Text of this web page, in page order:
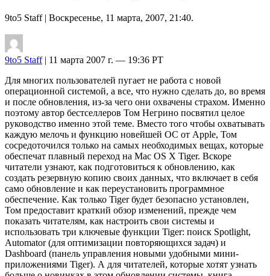
9to5 Staff| Воскресенье, 11 марта, 2007, 21:40.
9to5 Staff| 11 марта 2007 г. — 19:36 PT
Для многих пользователей пугает не работа с новой
операционной системой, а все, что нужно сделать до, во время
и после обновления, из-за чего они охвачены страхом. Именно
поэтому автор бестселлеров Том Негрино посвятил целое
руководство именно этой теме. Вместо того чтобы охватывать
каждую мелочь и функцию новейшей ОС от Apple, Том
сосредоточился только на самых необходимых вещах, которые
обеспечат плавный переход на Mac OS X Tiger. Вскоре
читатели узнают, как подготовиться к обновлению, как
создать резервную копию своих данных, что включает в себя
само обновление и как переустановить программное
обеспечение. Как только Tiger будет безопасно установлен,
Том предоставит краткий обзор изменений, прежде чем
показать читателям, как настроить свои системы и
использовать три ключевые функции Tiger: поиск Spotlight,
Automator (для оптимизации повторяющихся задач) и
Dashboard (панель управления новыми удобными мини-
приложениями Tiger). А для читателей, которые хотят узнать